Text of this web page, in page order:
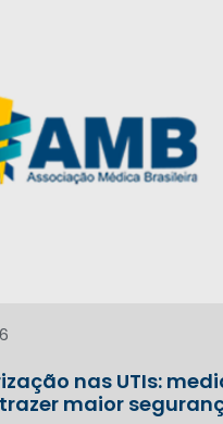
nas UTIs:
maior